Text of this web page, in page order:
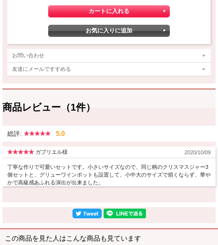
お問い合わせ
友達にメールですすめる
商品レビュー（1件）
総評: 5.0
ガブリエル様 2020/10/09
丁寧な作りで可愛いセットです。小さいサイズなので、同じ柄のクリスマスジャー3
個セットと、グリューワインポットも設置して、小中大のサイズで煩くならず、華や
かで高級感あふれる演出が出来ました。
この商品を見た人はこんな商品も見ています